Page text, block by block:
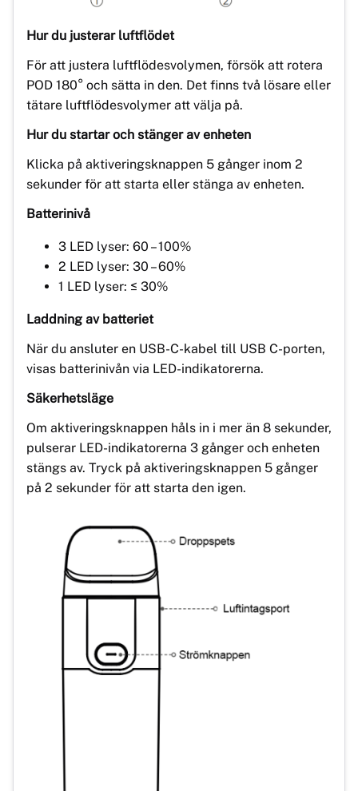
Hur du justerar luftflödet
För att justera luftflödesvolymen, försök att rotera
POD 180° och sätta in den. Det finns två lösare eller
tätare luftflödesvolymer att välja på.
Hur du startar och stänger av enheten
Klicka på aktiveringsknappen 5 gånger inom 2
sekunder för att starta eller stänga av enheten.
Batterinivå
3 LED lyser: 60 – 100%
2 LED lyser: 30 – 60%
1 LED lyser: ≤ 30%
Laddning av batteriet
När du ansluter en USB-C-kabel till USB C-porten,
visas batterinivån via LED-indikatorerna.
Säkerhetsläge
Om aktiveringsknappen håls in i mer än 8 sekunder,
pulserar LED-indikatorerna 3 gånger och enheten
stängs av. Tryck på aktiveringsknappen 5 gånger
på 2 sekunder för att starta den igen.